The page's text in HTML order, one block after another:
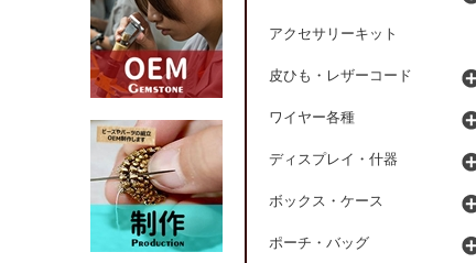
アクセサリーキット
皮ひも・レザーコード
ワイヤー各種
ディスプレイ・什器
ボックス・ケース
ポーチ・バッグ